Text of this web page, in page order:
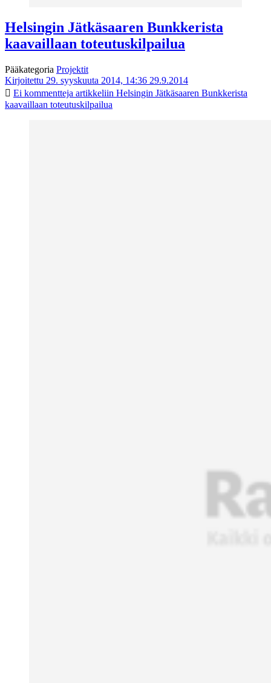
Helsingin Jätkäsaaren Bunkkerista
kaavaillaan toteutuskilpailua
Pääkategoria Projektit
Kirjoitettu 29. syyskuuta 2014, 14:36 29.9.2014
Ei kommentteja artikkeliin Helsingin Jätkäsaaren Bunkkerista
kaavaillaan toteutuskilpailua